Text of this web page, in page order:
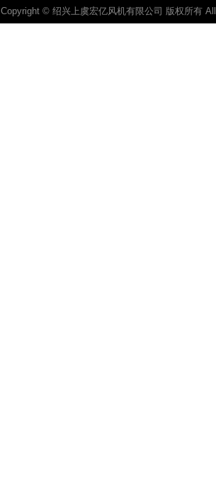
Copyright © 绍兴上虞宏亿风机有限公司 版权所有